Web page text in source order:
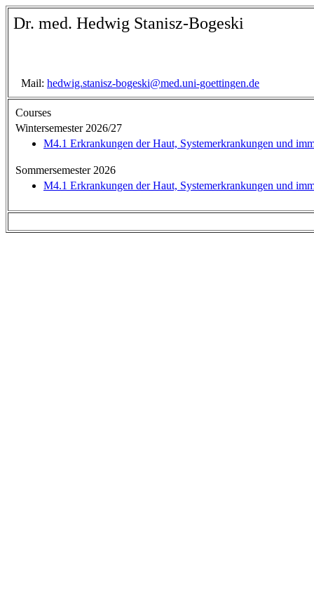
Dr. med. Hedwig Stanisz-Bogeski
Mail: hedwig.stanisz-bogeski@med.uni-goettingen.de
Courses
Wintersemester 2026/27
M4.1 Erkrankungen der Haut, Systemerkrankungen und
Sommersemester 2026
M4.1 Erkrankungen der Haut, Systemerkrankungen und